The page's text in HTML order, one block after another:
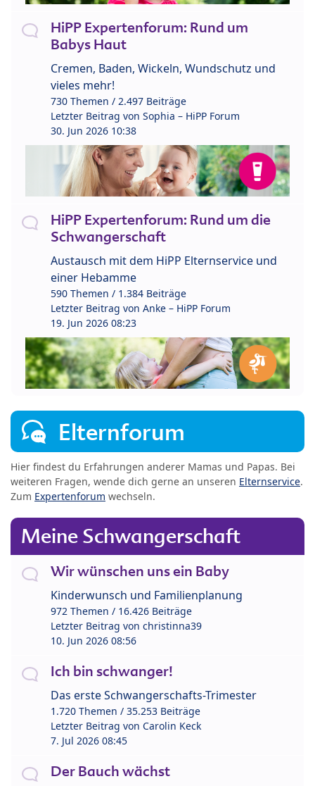
HiPP Expertenforum: Rund um
Babys Haut
Cremen, Baden, Wickeln, Wundschutz und
vieles mehr!
730 Themen / 2.497 Beiträge
Letzter Beitrag von Sophia – HiPP Forum
30. Jun 2026 10:38
HiPP Expertenforum: Rund um die
Schwangerschaft
Austausch mit dem HiPP Elternservice und
einer Hebamme
590 Themen / 1.384 Beiträge
Letzter Beitrag von Anke – HiPP Forum
19. Jun 2026 08:23
Elternforum
Hier findest du Erfahrungen anderer Mamas und Papas. Bei
weiteren Fragen, wende dich gerne an unseren Elternservice.
Zum Expertenforum wechseln.
Meine Schwangerschaft
Wir wünschen uns ein Baby
Kinderwunsch und Familienplanung
972 Themen / 16.426 Beiträge
Letzter Beitrag von christinna39
10. Jun 2026 08:56
Ich bin schwanger!
Das erste Schwangerschafts-Trimester
1.720 Themen / 35.253 Beiträge
Letzter Beitrag von Carolin Keck
7. Jul 2026 08:45
Der Bauch wächst